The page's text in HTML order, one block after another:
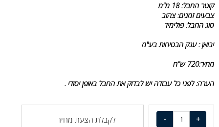
קוטר החבל: 18 מ"מ
צבעים זמנים: צהוב
סוג החבל: פולימיד
יבואן : ענק הבטיחות בע"מ
מחיר:720 ש"ח
הערה: לפני כל עבודה יש לבדוק את החבל באופן יסודי .
לקבלת הצעת מחיר